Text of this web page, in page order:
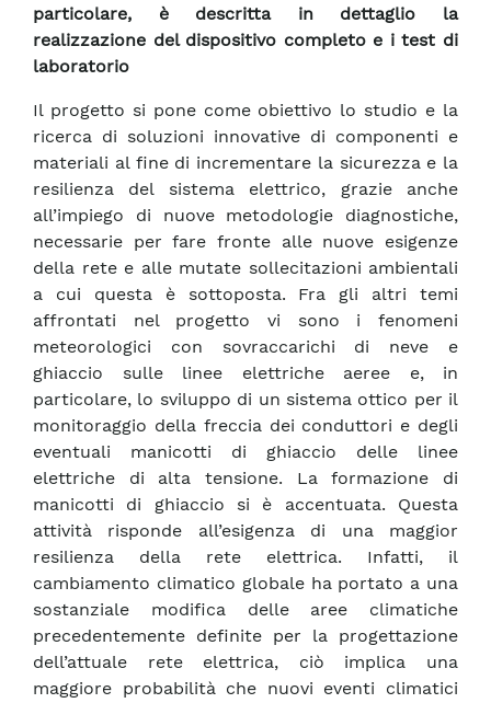
particolare, è descritta in dettaglio la
realizzazione del dispositivo completo e i test di
laboratorio
Il progetto si pone come obiettivo lo studio e la
ricerca di soluzioni innovative di componenti e
materiali al fine di incrementare la sicurezza e la
resilienza del sistema elettrico, grazie anche
all’impiego di nuove metodologie diagnostiche,
necessarie per fare fronte alle nuove esigenze
della rete e alle mutate sollecitazioni ambientali
a cui questa è sottoposta. Fra gli altri temi
affrontati nel progetto vi sono i fenomeni
meteorologici con sovraccarichi di neve e
ghiaccio sulle linee elettriche aeree e, in
particolare, lo sviluppo di un sistema ottico per il
monitoraggio della freccia dei conduttori e degli
eventuali manicotti di ghiaccio delle linee
elettriche di alta tensione. La formazione di
manicotti di ghiaccio si è accentuata. Questa
attività risponde all’esigenza di una maggior
resilienza della rete elettrica. Infatti, il
cambiamento climatico globale ha portato a una
sostanziale modifica delle aree climatiche
precedentemente definite per la progettazione
dell’attuale rete elettrica, ciò implica una
maggiore probabilità che nuovi eventi climatici